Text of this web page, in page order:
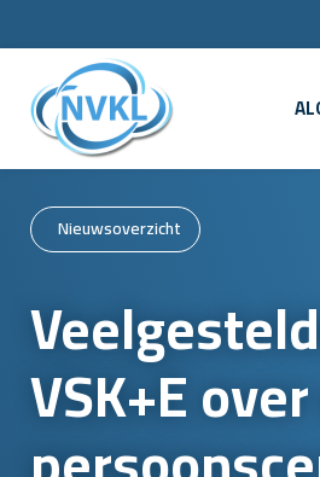
Nieuwsoverzicht
VSK+E